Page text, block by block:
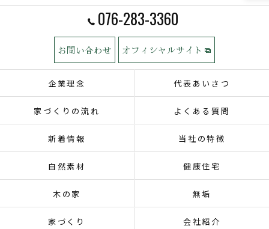
076-283-3360
お問い合わせ オフィシャルサイト
企業理念 代表あいさつ
家づくりの流れ よくある質問
新着情報 当社の特徴
自然素材 健康住宅
木の家 無垢
家づくり 会社紹介